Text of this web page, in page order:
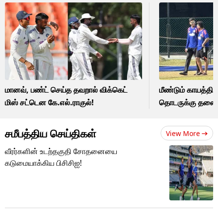
மானவ், பண்ட் செய்த தவறால் விக்கெட்
மிஸ் சட்டென கே.எல்.ராகுல்!
மீண்டும் காயத்தில்
தொடருக்கு
சமீபத்திய செய்திகள் View More
வீரர்களின் உடற்தகுதி சோதனையை
கடுமையாக்கிய பிசிசிஐ!